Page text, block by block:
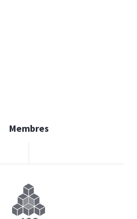
Membres